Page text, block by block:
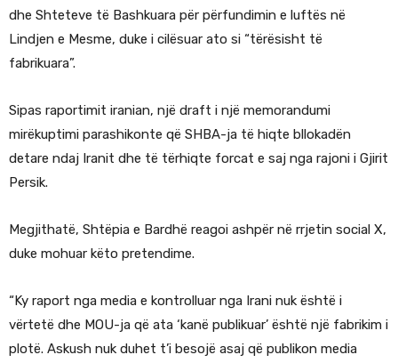
dhe Shteteve të Bashkuara për përfundimin e luftës në
Lindjen e Mesme, duke i cilësuar ato si “tërësisht të
fabrikuara”.
Sipas raportimit iranian, një draft i një memorandumi
mirëkuptimi parashikonte që SHBA-ja të hiqte bllokadën
detare ndaj Iranit dhe të tërhiqte forcat e saj nga rajoni i Gjirit
Persik.
Megjithatë, Shtëpia e Bardhë reagoi ashpër në rrjetin social X,
duke mohuar këto pretendime.
“Ky raport nga media e kontrolluar nga Irani nuk është i
vërtetë dhe MOU-ja që ata ‘kanë publikuar’ është një fabrikim i
plotë. Askush nuk duhet t’i besojë asaj që publikon media